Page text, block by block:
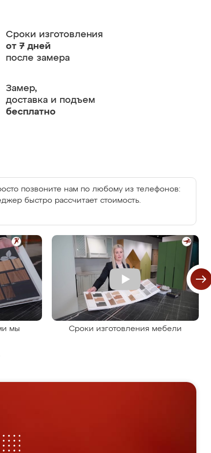
Сроки изготовления
от 7 дней
после замера
Замер,
доставка и подъем
бесплатно
позвоните нам по любому из телефонов:
быстро рассчитает стоимость.
мы
Сроки изготовления мебели